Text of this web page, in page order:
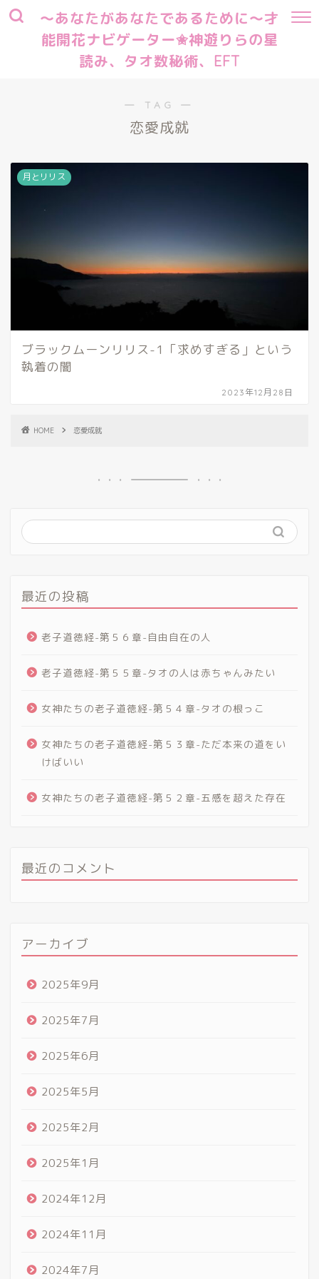
～あなたがあなたであるために～才
能開花ナビゲーター✬神遊りらの星
読み、タオ数秘術、EFT
― TAG ―
恋愛成就
月とリリス
ブラックムーンリリス-1「求めすぎる」という
執着の闇
2023年12月28日
HOME 恋愛成就
最近の投稿
老子道徳経-第５６章-自由自在の人
老子道徳経-第５５章-タオの人は赤ちゃんみたい
女神たちの老子道徳経-第５４章-タオの根っこ
女神たちの老子道徳経-第５３章-ただ本来の道をい
けばいい
女神たちの老子道徳経-第５２章-五感を超えた存在
最近のコメント
アーカイブ
2025年9月
2025年7月
2025年6月
2025年5月
2025年2月
2025年1月
2024年12月
2024年11月
2024年7月